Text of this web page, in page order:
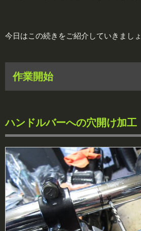
今日はこの続きをご紹介していきましょ
作業開始
ハンドルバーへの穴開け加工